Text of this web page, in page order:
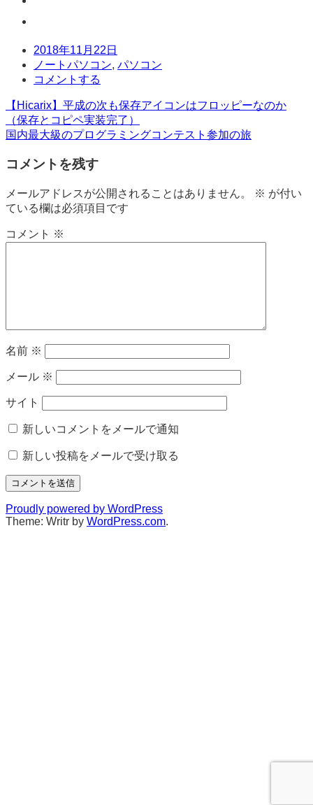
日
時
2018年11月22日
タ
グ
ノートパソコン, パソコン
コ
ン
ト
コメントする
投
稿
ビ
ゲ
シ
【Hicarix】平成の次も保存アイコンはフロッピーなのか
（保存とコピペ実装完了）
国内最大級のプログラミングコンテスト参加の旅
コメントを残す
メールアドレスが公開されることはありません。 ※ が付い
ている欄は必須項目です
コメント ※
名前 ※
メール ※
サイト
新しいコメントをメールで通知
新しい投稿をメールで受け取る
Proudly powered by WordPress
Theme: Writr by WordPress.com.